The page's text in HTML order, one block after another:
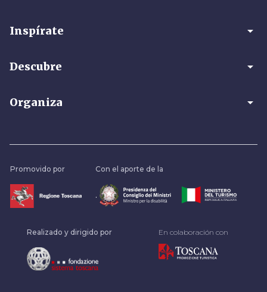
Inspírate arrow_drop_down
Descubre arrow_drop_down
Organiza arrow_drop_down
Promovido por Con el aporte de la
.
Realizado y dirigido por En colaboración con